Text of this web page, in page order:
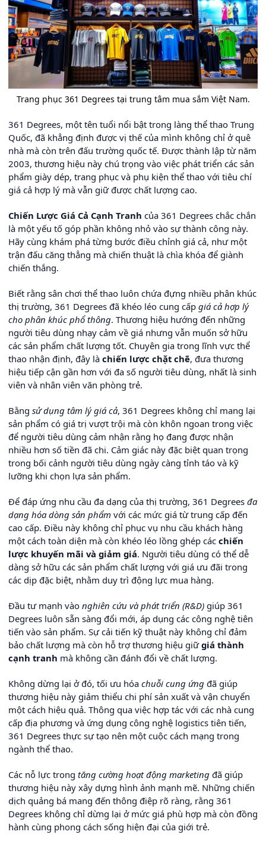
Trang phục 361 Degrees tại trung tâm mua sắm Việt Nam.
361 Degrees, một tên tuổi nổi bật trong làng thể thao Trung
Quốc, đã khẳng định được vị thế của mình không chỉ ở quê
nhà mà còn trên đấu trường quốc tế. Được thành lập từ năm
2003, thương hiệu này chú trọng vào việc phát triển các sản
phẩm giày dép, trang phục và phụ kiện thể thao với tiêu chí
giá cả hợp lý mà vẫn giữ được chất lượng cao.
Chiến Lược Giá Cả Cạnh Tranh của 361 Degrees chắc chắn
là một yếu tố góp phần không nhỏ vào sự thành công này.
Hãy cùng khám phá từng bước điều chỉnh giá cả, như một
trận đấu căng thẳng mà chiến thuật là chìa khóa để giành
chiến thắng.
Biết rằng sân chơi thể thao luôn chứa đựng nhiều phân khúc
thị trường, 361 Degrees đã khéo léo cung cấp giá cả hợp lý
cho phân khúc phổ thông. Thương hiệu hướng đến những
người tiêu dùng nhạy cảm về giá nhưng vẫn muốn sở hữu
các sản phẩm chất lượng tốt. Chuyên gia trong lĩnh vực thể
thao nhận định, đây là chiến lược chặt chẽ, đưa thương
hiệu tiếp cận gần hơn với đa số người tiêu dùng, nhất là sinh
viên và nhân viên văn phòng trẻ.
Bằng sử dụng tâm lý giá cả, 361 Degrees không chỉ mang lại
sản phẩm có giá trị vượt trội mà còn khôn ngoan trong việc
để người tiêu dùng cảm nhận rằng họ đang được nhận
nhiều hơn số tiền đã chi. Cảm giác này đặc biệt quan trọng
trong bối cảnh người tiêu dùng ngày càng tỉnh táo và kỹ
lưỡng khi chọn lựa sản phẩm.
Để đáp ứng nhu cầu đa dạng của thị trường, 361 Degrees đa
dạng hóa dòng sản phẩm với các mức giá từ trung cấp đến
cao cấp. Điều này không chỉ phục vụ nhu cầu khách hàng
một cách toàn diện mà còn khéo léo lồng ghép các chiến
lược khuyến mãi và giảm giá. Người tiêu dùng có thể dễ
dàng sở hữu các sản phẩm chất lượng với giá ưu đãi trong
các dịp đặc biệt, nhằm duy trì động lực mua hàng.
Đầu tư mạnh vào nghiên cứu và phát triển (R&D) giúp 361
Degrees luôn sẵn sàng đổi mới, áp dụng các công nghệ tiên
tiến vào sản phẩm. Sự cải tiến kỹ thuật này không chỉ đảm
bảo chất lượng mà còn hỗ trợ thương hiệu giữgiá thành
cạnh tranh mà không cần đánh đổi về chất lượng.
Không dừng lại ở đó, tối ưu hóa chuỗi cung ứng đã giúp
thương hiệu này giảm thiểu chi phí sản xuất và vận chuyển
một cách hiệu quả. Thông qua việc hợp tác với các nhà cung
cấp địa phương và ứng dụng công nghệ logistics tiên tiến,
361 Degrees thực sự tạo nên một cuộc cách mạng trong
ngành thể thao.
Các nỗ lực trong tăng cường hoạt động marketing đã giúp
thương hiệu này xây dựng hình ảnh mạnh mẽ. Những chiến
dịch quảng bá mang đến thông điệp rõ ràng, rằng 361
Degrees không chỉ dừng lại ở mức giá phù hợp mà còn đồng
hành cùng phong cách sống hiện đại của giới trẻ.